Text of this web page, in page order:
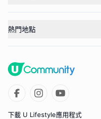
熱門地點
下載 U Lifestyle應用程式